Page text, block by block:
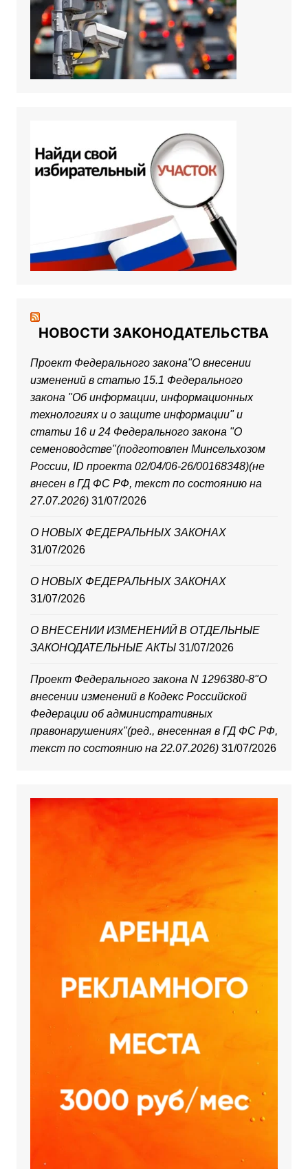
НОВОСТИ ЗАКОНОДАТЕЛЬСТВА
Проект Федерального закона"О внесении
изменений в статью 15.1 Федерального
закона "Об информации, информационных
технологиях и о защите информации" и
статьи 16 и 24 Федерального закона "О
семеноводстве"(подготовлен Минсельхозом
России, ID проекта 02/04/06-26/00168348)(не
внесен в ГД ФС РФ, текст по состоянию на
27.07.2026) 31/07/2026
О НОВЫХ ФЕДЕРАЛЬНЫХ ЗАКОНАХ
31/07/2026
О НОВЫХ ФЕДЕРАЛЬНЫХ ЗАКОНАХ
31/07/2026
О ВНЕСЕНИИ ИЗМЕНЕНИЙ В ОТДЕЛЬНЫЕ
ЗАКОНОДАТЕЛЬНЫЕ АКТЫ 31/07/2026
Проект Федерального закона N 1296380-8"О
внесении изменений в Кодекс Российской
Федерации об административных
правонарушениях"(ред., внесенная в ГД ФС РФ,
текст по состоянию на 22.07.2026) 31/07/2026